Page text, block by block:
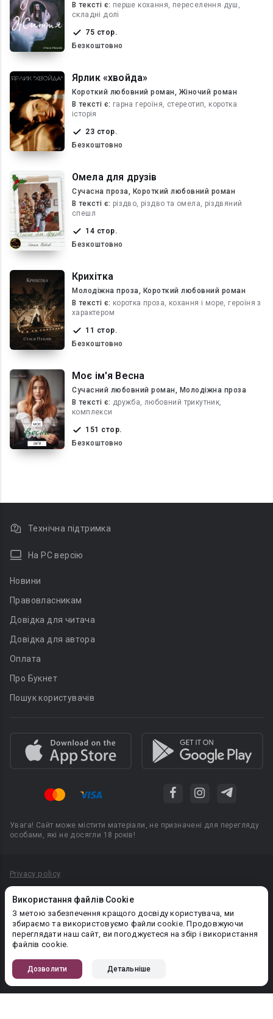
В текcті є: перше кохання, переселення душ,
складні долі
75 стор.
Безкоштовно
Ярлик «хвойда»
Короткий любовний роман, Жіночий роман
В текcті є: гарна героїня, стереотип, коротка
історія
23 стор.
Безкоштовно
Омела для друзів
Сучасна проза, Короткий любовний роман
В текcті є: різдво, різдво та омела, різдвяний
спешл
14 стор.
Безкоштовно
Крихітка
Молодіжна проза, Короткий любовний роман
В текcті є: коротка проза, кохання і море, героїня з
характером
11 стор.
Безкоштовно
Моє ім'я Весна
Сучасний любовний роман, Молодіжна проза
В текcті є: дружба, любовний трикутник,
комплекси
151 стор.
Безкоштовно
Використання файлів Cookie
З метою забезпечення кращого досвіду користувача, ми
збираємо та використовуємо файли cookie. Продовжуючи
переглядати наш сайт, ви погоджуєтеся на збір і використання
файлів cookie.
Дозволити Детальніше
Технічна підтримка
На PC версію
Новини
Правовласникам
Довідка для читача
Довідка для автора
Оплата
Про Букнет
Пошук користувачів
Увага! Сайт може містити матеріали, не призначені для перегляду
особами, які не досягли 18 років!
Privacy policy
Політика конфіденційності
Правила публікації авторського контенту
PR-вiддiл: pr@booknet.com
© 2026 Booknet. Всі права захищено.